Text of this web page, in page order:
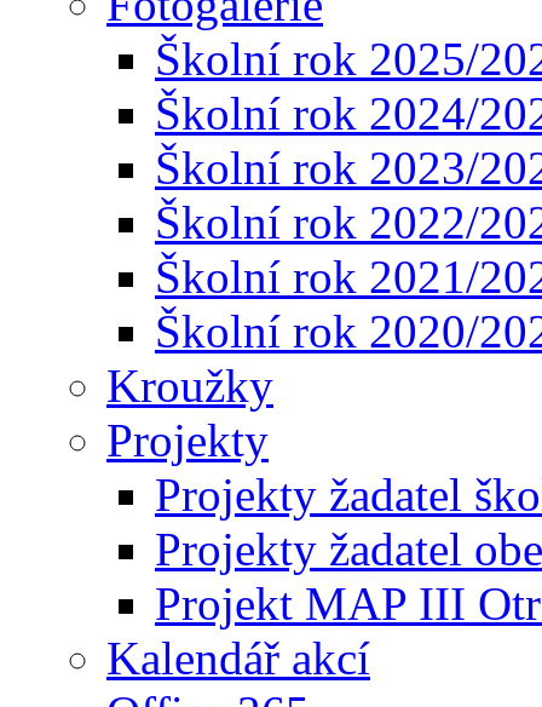
Školní rok 2025/
Školní rok 2024/
Školní rok 2023/
Školní rok 2022/
Školní rok 2021/
Školní rok 2020/
Kroužky
Projekty
Projekty žadatel
Projekty žadatel
Projekt MAP III
Kalendář akcí